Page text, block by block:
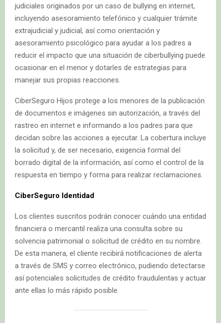
judiciales originados por un caso de bullying en internet,
incluyendo asesoramiento telefónico y cualquier trámite
extrajudicial y judicial, así como orientación y
asesoramiento psicológico para ayudar a los padres a
reducir el impacto que una situación de ciberbullying puede
ocasionar en el menor y dotarles de estrategias para
manejar sus propias reacciones.
CiberSeguro Hijos protege a los menores de la publicación
de documentos e imágenes sin autorización, a través del
rastreo en internet e informando a los padres para que
decidan sobre las acciones a ejecutar. La cobertura incluye
la solicitud y, de ser necesario, exigencia formal del
borrado digital de la información, así como el control de la
respuesta en tiempo y forma para realizar reclamaciones.
CiberSeguro Identidad
Los clientes suscritos podrán conocer cuándo una entidad
financiera o mercantil realiza una consulta sobre su
solvencia patrimonial o solicitud de crédito en su nombre.
De esta manera, el cliente recibirá notificaciones de alerta
a través de SMS y correo electrónico, pudiendo detectarse
así potenciales solicitudes de crédito fraudulentas y actuar
ante ellas lo más rápido posible.